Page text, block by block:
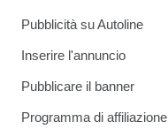
Pubblicità su Autoline
Inserire l'annuncio
Pubblicare il banner
Programma di affiliazione